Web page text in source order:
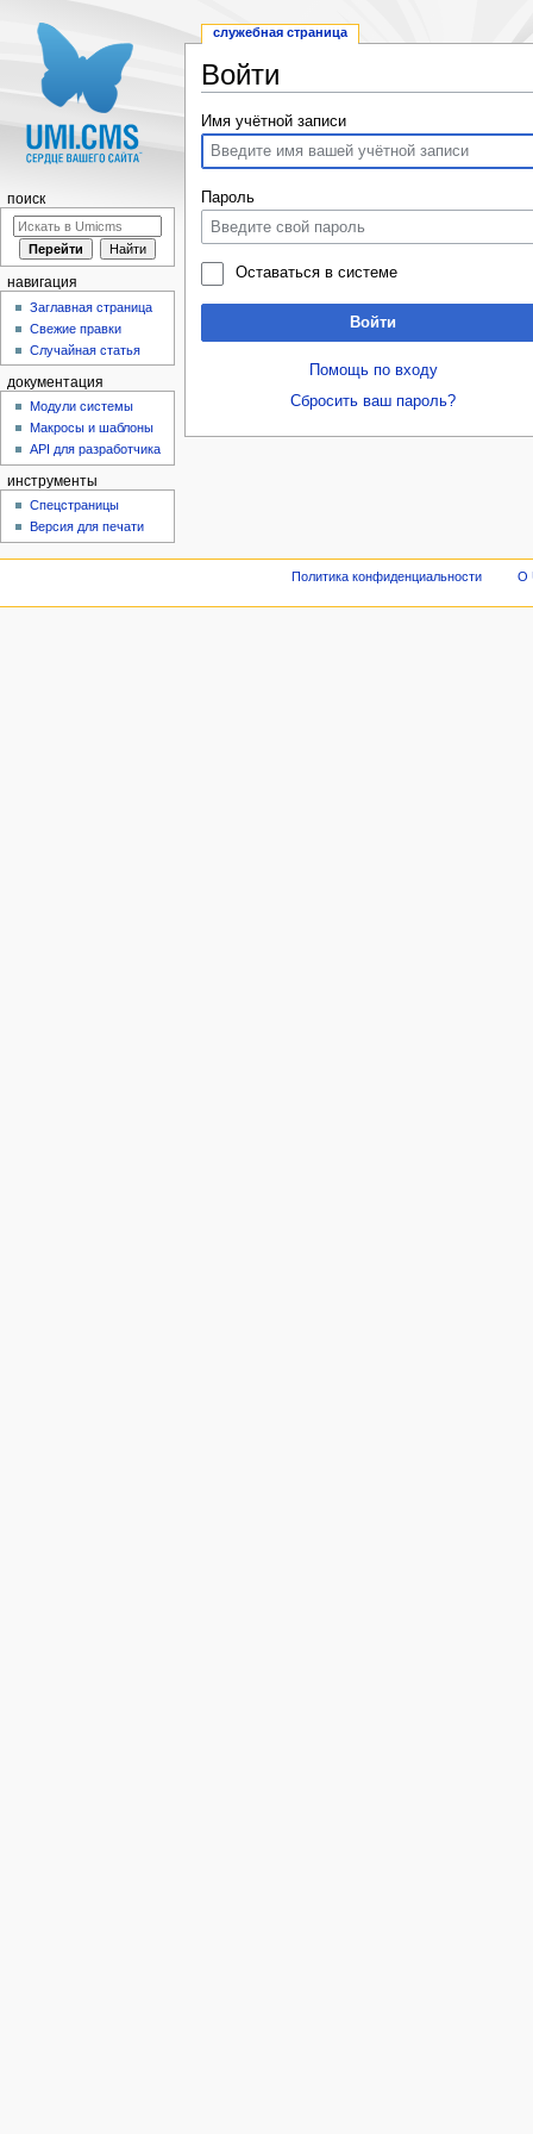
Войти
Имя учётной записи
Пароль
Оставаться в системе
Войти
Помощь по входу
Сбросить ваш пароль?
служебная страница
поиск
навигация
Заглавная страница
Свежие правки
Случайная статья
документация
Модули системы
Макросы и шаблоны
API для разработчика
инструменты
Спецстраницы
Версия для печати
Политика конфиденциальности О